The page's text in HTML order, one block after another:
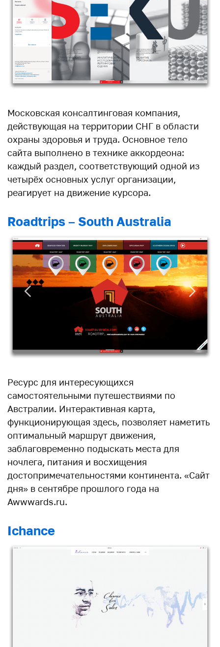
Московская консалтинговая компания,
действующая на территории СНГ в области
охраны здоровья и труда. Основное тело
сайта выполнено в технике аккордеона:
каждый раздел, соответствующий одной из
четырёх основных услуг организации,
реагирует на движение курсора.
Roadtrips – South Australia
Ресурс для интересующихся
самостоятельными путешествиями по
Австралии. Интерактивная карта,
функционирующая здесь, позволяет наметить
оптимальный маршрут движения,
заблаговременно подыскать места для
ночлега, питания и восхищения
достопримечательностями континента. «Сайт
дня» в сентябре прошлого года на
Awwwards.ru.
Ichance